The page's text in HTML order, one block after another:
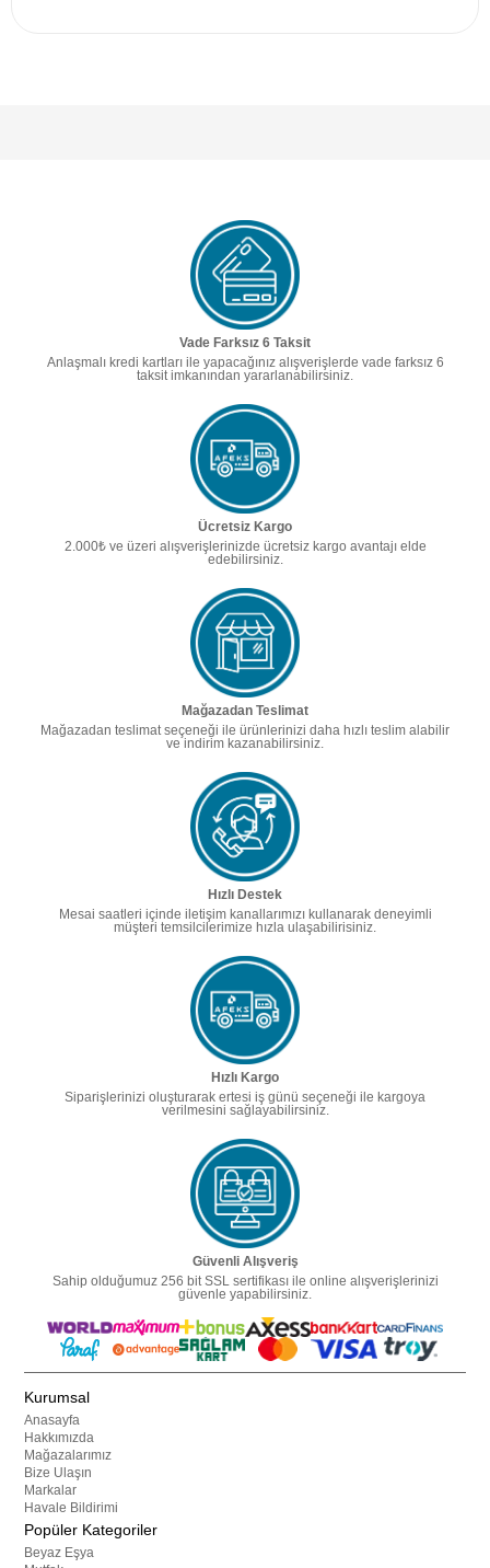
Vade Farksız 6 Taksit
Anlaşmalı kredi kartları ile yapacağınız alışverişlerde vade farksız 6
taksit imkanından yararlanabilirsiniz.
Ücretsiz Kargo
2.000₺ ve üzeri alışverişlerinizde ücretsiz kargo avantajı elde
edebilirsiniz.
Mağazadan Teslimat
Mağazadan teslimat seçeneği ile ürünlerinizi daha hızlı teslim alabilir
ve indirim kazanabilirsiniz.
Hızlı Destek
Mesai saatleri içinde iletişim kanallarımızı kullanarak deneyimli
müşteri temsilcilerimize hızla ulaşabilirisiniz.
Hızlı Kargo
Siparişlerinizi oluşturarak ertesi iş günü seçeneği ile kargoya
verilmesini sağlayabilirsiniz.
Güvenli Alışveriş
Sahip olduğumuz 256 bit SSL sertifikası ile online alışverişlerinizi
güvenle yapabilirsiniz.
Kurumsal
Anasayfa
Hakkımızda
Mağazalarımız
Bize Ulaşın
Markalar
Havale Bildirimi
Popüler Kategoriler
Beyaz Eşya